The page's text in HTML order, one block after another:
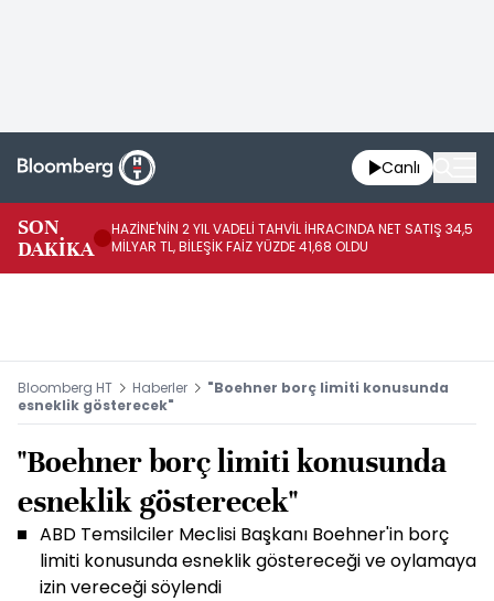
Canlı
SON
DAKİKA
HAZİNE'NİN 2 YIL VADELİ TAHVİL İHRACINDA NET SATIŞ 34,5
MİLYAR TL, BİLEŞİK FAİZ YÜZDE 41,68 OLDU
Bloomberg HT Haberler
"Boehner borç limiti konusunda
esneklik gösterecek"
"Boehner borç limiti konusunda
esneklik gösterecek"
ABD Temsilciler Meclisi Başkanı Boehner'in borç
limiti konusunda esneklik göstereceği ve oylamaya
izin vereceği söylendi